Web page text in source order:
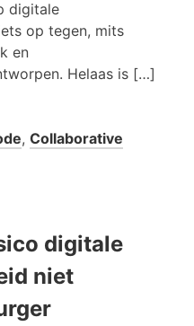
digitale
op tegen, mits
en
Helaas is […]
, Collaborative
digitale
niet